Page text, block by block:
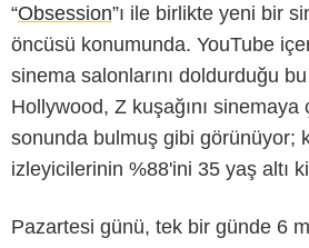
“Obsession”ı ile birlikte yeni bir
öncüsü konumunda. YouTube
sinema salonlarını doldurduğu
Hollywood, Z kuşağını
sonunda bulmuş gibi görünüyor;
izleyicilerinin %88'ini 35 yaş altı
Pazartesi günü, tek bir günde 6